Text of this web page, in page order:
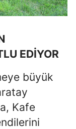
Yozgat
Zonguldak
Aksaray
Bayburt
Karaman
Kırıkkale
EDİYOR
büyük
Kafe